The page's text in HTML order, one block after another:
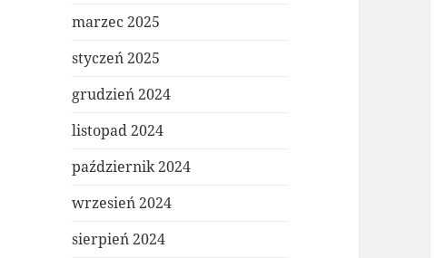
marzec 2025
styczeń 2025
grudzień 2024
listopad 2024
październik 2024
wrzesień 2024
sierpień 2024